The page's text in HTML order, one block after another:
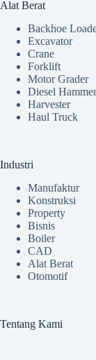
Alat Berat
Backhoe
Excavator
Crane
Forklift
Motor Grader
Diesel Hammer
Harvester
Haul Truck
Industri
Manufaktur
Konstruksi
Property
Bisnis
Boiler
CAD
Alat Berat
Otomotif
Tentang Kami